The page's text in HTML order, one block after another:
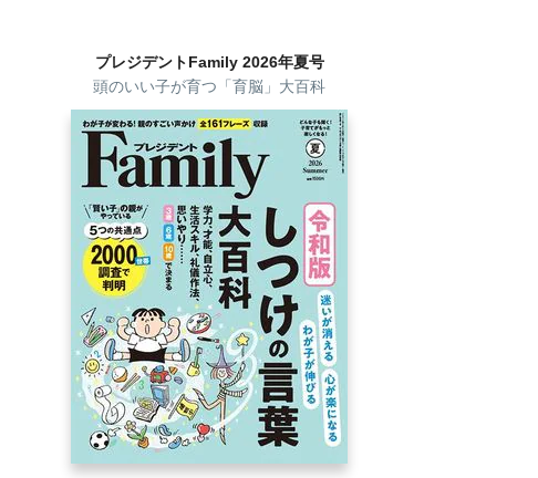
プレジデントFamily 2026年夏号
頭のいい子が育つ「育脳」大百科